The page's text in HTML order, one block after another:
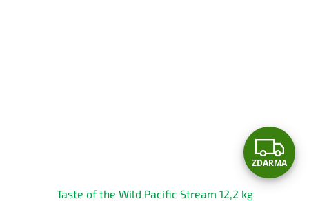
Z
D
ZDARMA
Taste of the Wild Pacific Stream 12,2 kg